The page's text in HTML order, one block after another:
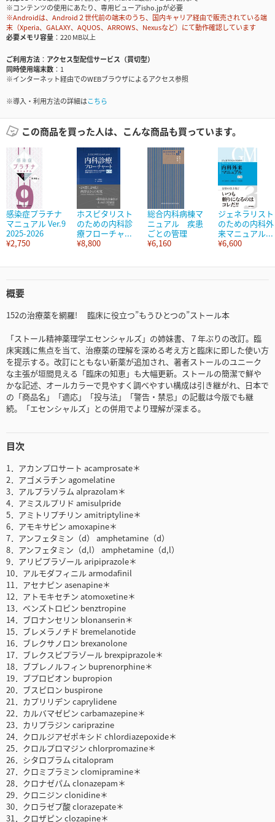
※コンテンツの使用にあたり、専用ビューアisho.jpが必要
※Androidは、Android２世代前の端末のうち、国内キャリア経由で販売されている端
末（Xperia、GALAXY、AQUOS、ARROWS、Nexusなど）にて動作確認しています
必要メモリ容量
220 MB以上
ご利用方法
アクセス型配信サービス（買切型）
同時使用端末数
1
※インターネット経由でのWEBブラウザによるアクセス参照
※導入・利用方法の詳細はこちら
この商品を買った人は、こんな商品も買っています。
感染症プラチナ
マニュアル Ver.9
2025-2026
¥2,750
ホスピタリスト
のための内科診
療フローチャ...
¥8,800
総合内科病棟マ
ニュアル 疾患
ごとの管理
¥6,160
ジェネラリスト
のための内科外
来マニュアル...
¥6,600
概要
152の治療薬を網羅! 臨床に役立つ”もうひとつの”ストール本
「ストール精神薬理学エセンシャルズ」の姉妹書、７年ぶりの改訂。臨
床実践に焦点を当て、治療薬の理解を深める考え方と臨床に即した使い方
を提示する。改訂にともない新薬が追加され、著者ストールのユニーク
な主張が垣間見える「臨床の知恵」も大幅更新。ストールの簡潔で鮮や
かな記述、オールカラーで見やすく調べやすい構成は引き継がれ、日本で
の「商品名」「適応」「投与法」「警告・禁忌」の記載は今版でも継
続。「エセンシャルズ」との併用でより理解が深まる。
目次
1．アカンプロサート acamprosate＊
2．アゴメラチン agomelatine
3．アルプラゾラム alprazolam＊
4．アミスルプリド amisulpride
5．アミトリプチリン amitriptyline＊
6．アモキサピン amoxapine＊
7．アンフェタミン（d） amphetamine（d）
8．アンフェタミン（d,l） amphetamine（d,l）
9．アリピプラゾール aripiprazole＊
10．アルモダフィニル armodafinil
11．アセナピン asenapine＊
12．アトモキセチン atomoxetine＊
13．ベンズトロピン benztropine
14．ブロナンセリン blonanserin＊
15．ブレメラノチド bremelanotide
16．ブレクサノロン brexanolone
17．ブレクスピプラゾール brexpiprazole＊
18．ブプレノルフィン buprenorphine＊
19．ブプロピオン bupropion
20．ブスピロン buspirone
21．カプリリデン caprylidene
22．カルバマゼピン carbamazepine＊
23．カリプラジン cariprazine
24．クロルジアゼポキシド chlordiazepoxide＊
25．クロルプロマジン chlorpromazine＊
26．シタロプラム citalopram
27．クロミプラミン clomipramine＊
28．クロナゼパム clonazepam＊
29．クロニジン clonidine＊
30．クロラゼプ酸 clorazepate＊
31．クロザピン clozapine＊